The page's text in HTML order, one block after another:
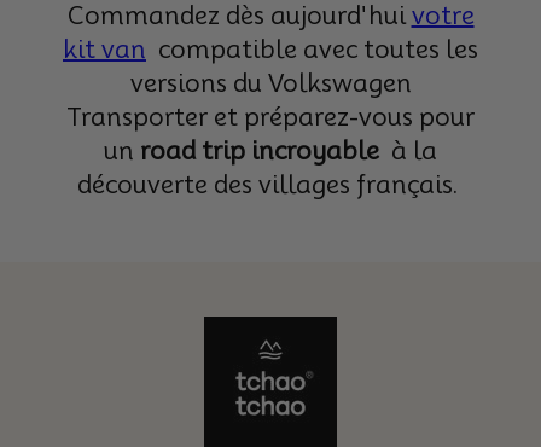
Commandez dès aujourd'huivotre
kit van compatible avec toutes les
versions du Volkswagen
Transporter et préparez-vous pour
un road trip incroyable à la
découverte des villages français.